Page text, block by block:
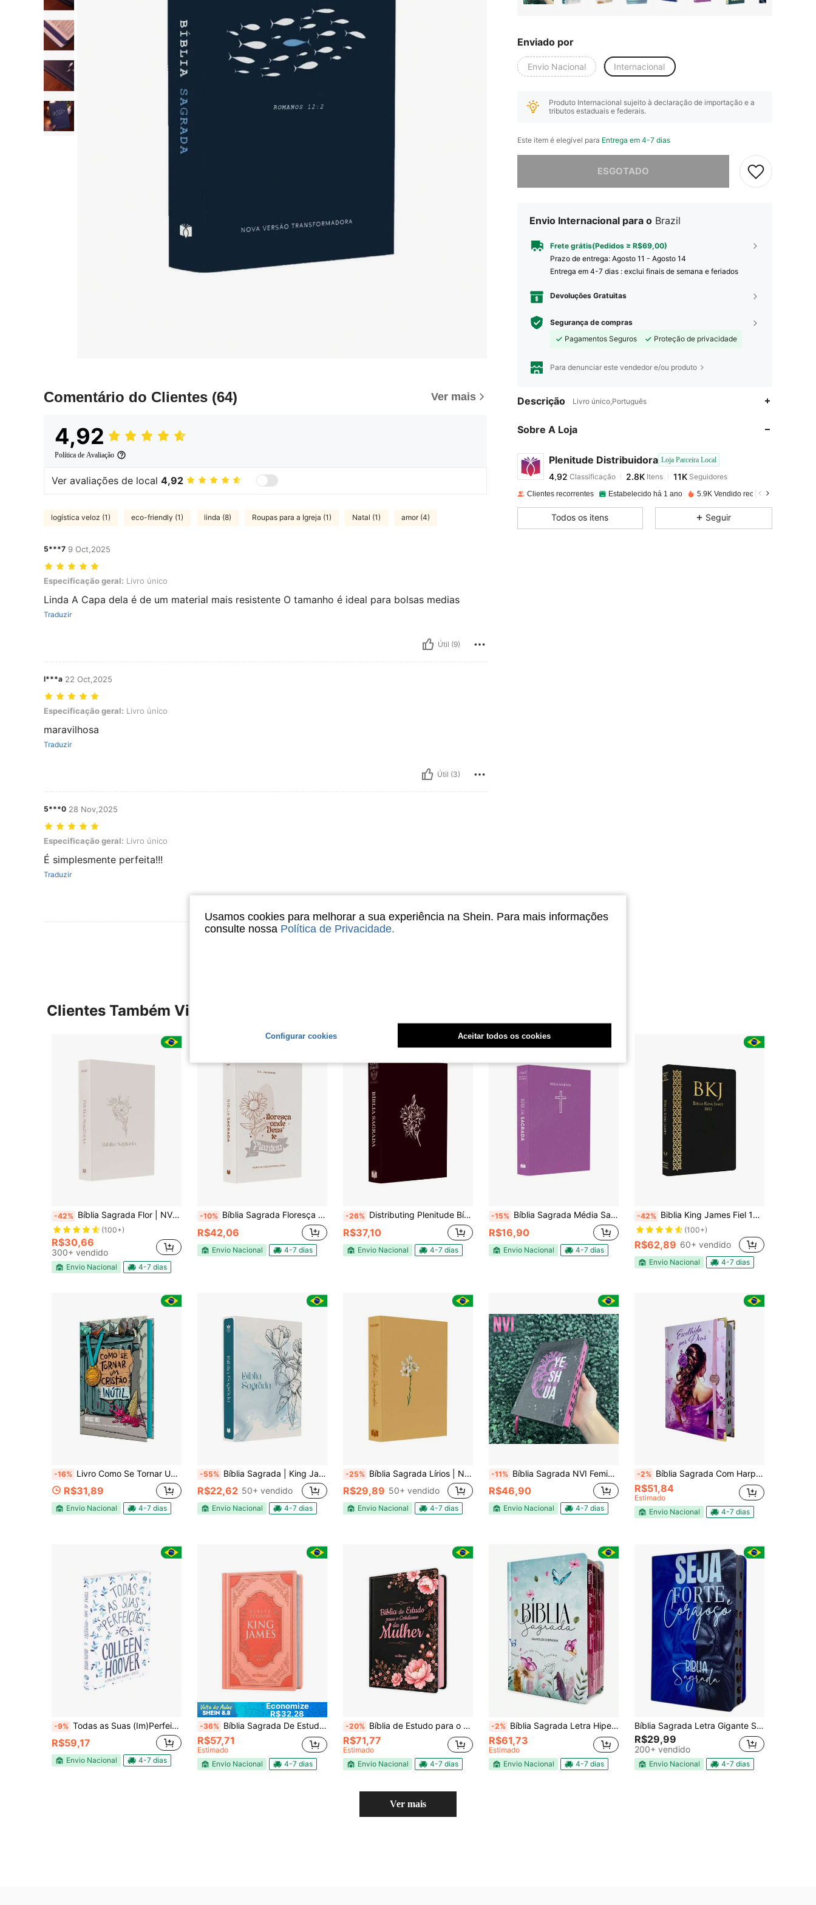
Comentário do Clientes (64) Ver mais
4,92
Política de Avaliação
Ver avaliações de local 4,92
logística veloz (1) eco-friendly (1) linda (8) Roupas para a Igreja (1) Natal (1) amor (4)
5***7 9 Oct,2025
Especificação geral: Livro único
Especificação geral: Livro único
Linda A Capa dela é de um material mais resistente O tamanho é ideal para bolsas medias
Traduzir
Útil (9)
l***a 22 Oct,2025
Especificação geral: Livro único
Especificação geral: Livro único
maravilhosa
Traduzir
Útil (3)
5***0 28 Nov,2025
Especificação geral: Livro único
Especificação geral: Livro único
É simplesmente perfeita!!!
Traduzir
Enviado por
Envio Nacional Internacional
Produto Internacional sujeito à declaração de importação e a
tributos estaduais e federais.
Este item é elegível para Entrega em 4-7 dias
ESGOTADO
Desculpe, este produto está esgotado.
Envio Internacional para o Brazil
Frete grátis(Pedidos ≥ R$69,00)
Prazo de entrega: Agosto 11 - Agosto 14
Entrega em 4-7 dias : exclui finais de semana e feriados
Devoluções Gratuitas
Segurança de compras
Pagamentos Seguros
Proteção de privacidade
Para denunciar este vendedor e/ou produto
Descrição Livro único,Português
Sobre A Loja
Plenitude Distribuidora Loja Parceira Local
4,92 2.8K
4,92
11K
b***mpago 1 dia atrás
4,92 2.8K 11K
Clientes recorrentes Estabelecido há 1 ano 5.9K Vendido recentemente
Todos os itens Seguir
Clientes Também Visitaram
-42% Bíblia Sagrada Flor | NVI | Letra Normal | Capa Dura
(100+)
R$30,66
300+ vendido
Envio Nacional 4-7 dias
-10% Bíblia Sagrada Floresça | NVI | Letra Gigante | Capa Dura
R$42,06
Envio Nacional 4-7 dias
-26% Distributing Plenitude Bíblia Sagrada Flores | KJA | Letra Maior | Capa Dura Vinho
R$37,10
Envio Nacional 4-7 dias
-15% Bíblia Sagrada Média Salvos Pela Graça | ARC | Brochura Rosa
R$16,90
Envio Nacional 4-7 dias
-42% Biblia King James Fiel 1611 Ultrafina Preta
(100+)
R$62,89 60+ vendido
Envio Nacional 4-7 dias
-16% Livro Como Se Tornar Um Cristão Inútil | Rodrigo Bibo
R$31,89
Envio Nacional 4-7 dias
-55% Bíblia Sagrada | King James | Azul Flores
R$22,62 50+ vendido
Envio Nacional 4-7 dias
-25% Bíblia Sagrada Lírios | NVI | Capa Dura
R$29,89 50+ vendido
Envio Nacional 4-7 dias
-11% Bíblia Sagrada NVI Feminina Coração Yeshua Roxo Rosa Evangélica Letra Média Índice Capa Dura HDC Herdeiro da Coroa
R$46,90
Envio Nacional 4-7 dias
-2% Bíblia Sagrada Com Harpa + Índice + Elástico Letra Gigante Capa Dura Escolhida por Deus Feminina ARC
R$51,84
Estimado
Envio Nacional
4-7 dias
-9% Todas as Suas (Im)Perfeições
R$59,17
Envio Nacional 4-7 dias
Economize
R$32,28
-36% Bíblia Sagrada De Estudo King James 1611 - Tradicional Rosê - Capa Dura - 31x21cm
R$57,71
Estimado
Envio Nacional
4-7 dias
-20% Bíblia de Estudo para o Cotidiano da Mulher - Floral | NVAA - João Ferreira de Almeida - Capa Dura
R$71,77
Estimado
Envio Nacional
4-7 dias
-2% Bíblia Sagrada Letra Hipergigante PPM Capa Dura Jardim Secreto Com Harpa e Abas Adesivas ARC
R$61,73
Estimado
Envio Nacional
4-7 dias
Bíblia Sagrada Letra Gigante Seja Forte E Corajoso Com Harpa
R$29,99
200+ vendido
Envio Nacional 4-7 dias
Ver mais
Usamos cookies para melhorar a sua experiência na Shein. Para mais informações
consulte nossa Política de Privacidade.
Configurar cookies Aceitar todos os cookies